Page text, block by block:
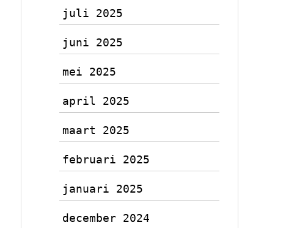
juli 2025
juni 2025
mei 2025
april 2025
maart 2025
februari 2025
januari 2025
december 2024